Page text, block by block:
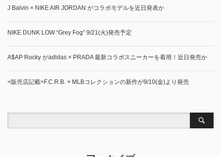
J Balvin × NIKE AIR JORDAN がコラボモデルを近日発表か
NIKE DUNK LOW “Grey Fog” 9/21(火)発売予定
A$AP Rocky がadidas × PRADA 最新コラボスニーカーを着用！近日発売か
<販売店記載>F.C.R.B. × MLBコレクションの新作が9/10(金)より発売